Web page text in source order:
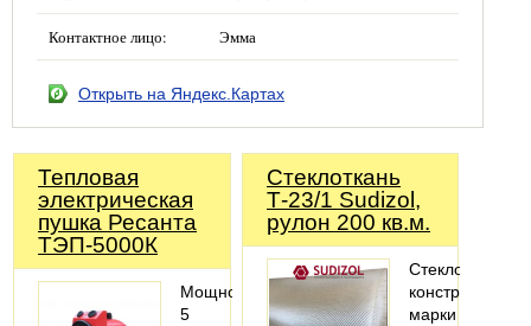
Контактное лицо: Эмма
Открыть на Яндекс.Картах
Тепловая
электрическая
пушка Ресанта
ТЭП-5000К
Мощность
5
Стеклоткань
Т-23/1 Sudizol,
рулон 200 кв.м.
Стеклоткань
марки